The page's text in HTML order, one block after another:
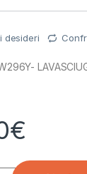
desideri
€